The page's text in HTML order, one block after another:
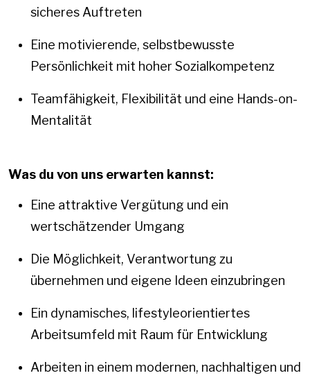
sicheres Auftreten
Eine motivierende, selbstbewusste
Persönlichkeit mit hoher Sozialkompetenz
Teamfähigkeit, Flexibilität und eine Hands-on-
Mentalität
Was du von uns erwarten kannst:
Eine attraktive Vergütung und ein
wertschätzender Umgang
Die Möglichkeit, Verantwortung zu
übernehmen und eigene Ideen einzubringen
Ein dynamisches, lifestyleorientiertes
Arbeitsumfeld mit Raum für Entwicklung
Arbeiten in einem modernen, nachhaltigen und